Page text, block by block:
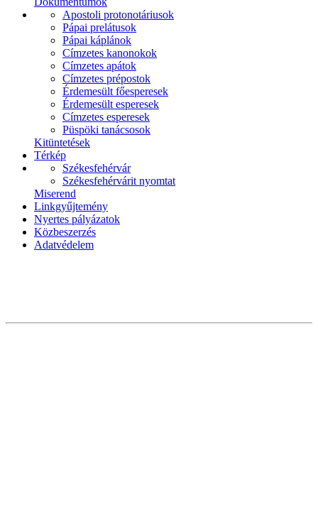
Apostoli protonotáriusok
Pápai prelátusok
Pápai káplánok
Címzetes kanonokok
Címzetes apátok
Címzetes prépostok
Érdemesült főesperesek
Érdemesült esperesek
Címzetes esperesek
Püspöki tanácsosok
Kitüntetések
Térkép
Székesfehérvár
Székesfehérvárit nyomtat
Miserend
Linkgyűjtemény
Nyertes pályázatok
Közbeszerzés
Adatvédelem